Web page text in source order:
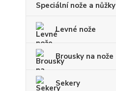
Speciální nože a nůžky
Levné nože
Brousky na nože
Sekery